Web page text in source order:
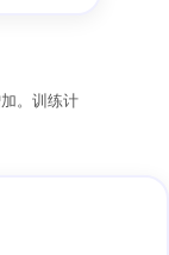
。训练计